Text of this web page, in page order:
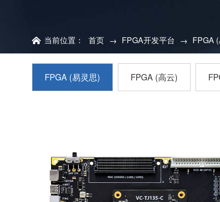
当前位置： 首页 → FPGA开发平台 → FPGA
FPGA (易灵思) FPGA (高云)